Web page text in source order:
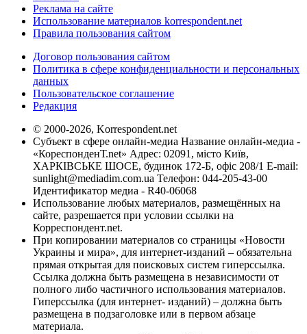
Реклама на сайте
Использование материалов korrespondent.net
Правила пользования сайтом
Договор пользования сайтом
Политика в сфере конфиденциальности и персональных
данных
Пользовательское соглашение
Редакция
© 2000-2026, Korrespondent.net
Субъект в сфере онлайн-медиа Название онлайн-медиа -
«КореспонденТ.net» Адрес: 02091, місто Київ,
ХАРКІВСЬКЕ ШОСЕ, будинок 172-Б, офіс 208/1 E-mail:
sunlight@mediadim.com.ua Телефон: 044-205-43-00
Идентификатор медиа - R40-06068
Использование любых материалов, размещённых на
сайте, разрешается при условии ссылки на
Корреспондент.net.
При копировании материалов со страницы «Новости
Украины и мира», для интернет-изданий – обязательна
прямая открытая для поисковых систем гиперссылка.
Ссылка должна быть размещена в независимости от
полного либо частичного использования материалов.
Гиперссылка (для интернет- изданий) – должна быть
размещена в подзаголовке или в первом абзаце
материала.